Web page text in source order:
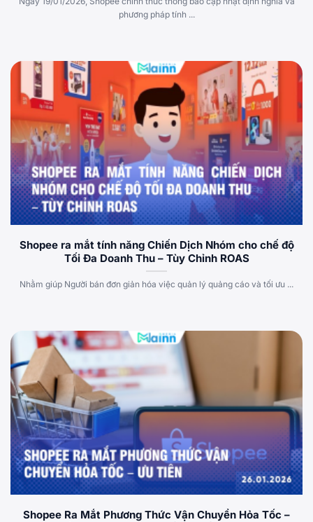
phương pháp tính ...
Shopee ra mắt tính năng Chiến Dịch Nhóm cho chế độ
Tối Đa Doanh Thu – Tùy Chỉnh ROAS
Nhằm giúp Người bán đơn giản hóa việc quản lý quảng cáo và tối ưu ...
Shopee Ra Mắt Phương Thức Vận Chuyển Hỏa Tốc –